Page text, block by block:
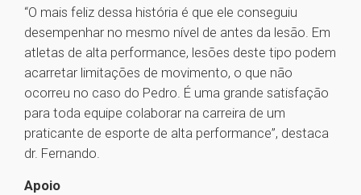
“O mais feliz dessa história é que ele conseguiu
desempenhar no mesmo nível de antes da lesão. Em
atletas de alta performance, lesões deste tipo podem
acarretar limitações de movimento, o que não
ocorreu no caso do Pedro. É uma grande satisfação
para toda equipe colaborar na carreira de um
praticante de esporte de alta performance”, destaca
dr. Fernando.
Apoio